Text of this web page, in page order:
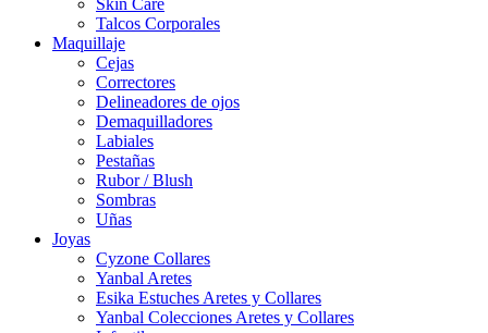
Skin Care
Talcos Corporales
Maquillaje
Cejas
Correctores
Delineadores de ojos
Demaquilladores
Labiales
Pestañas
Rubor / Blush
Sombras
Uñas
Joyas
Cyzone Collares
Yanbal Aretes
Esika Estuches Aretes y Collares
Yanbal Colecciones Aretes y Collares